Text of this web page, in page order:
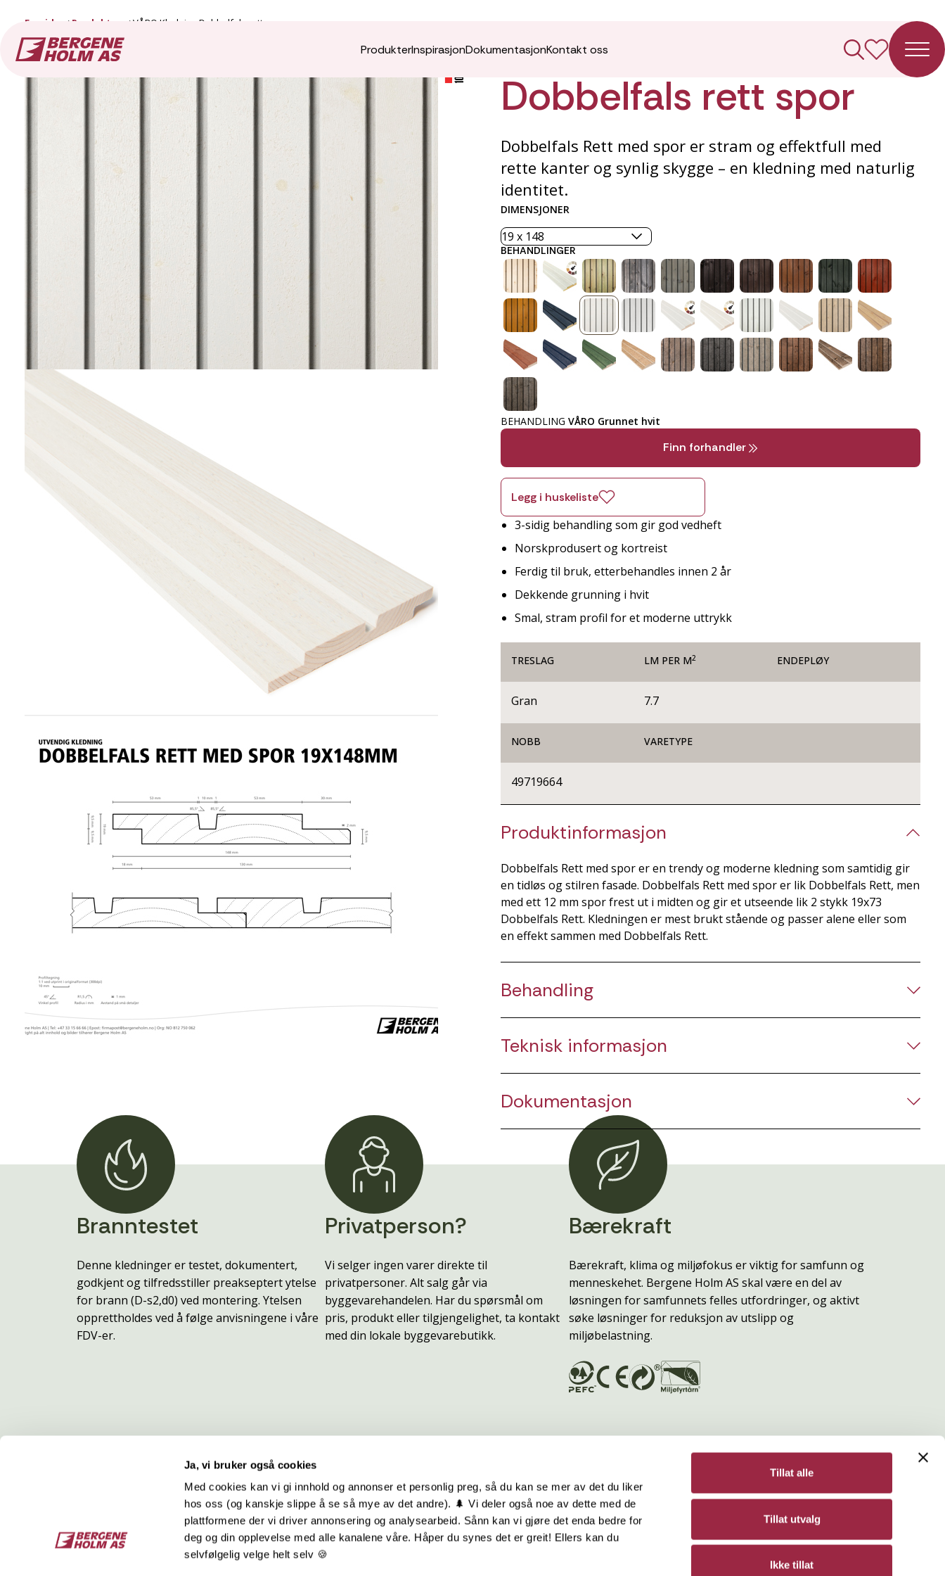
Ja, vi bruker også cookies
Med cookies kan vi gi innhold og annonser et personlig preg, så du kan se mer av det du liker
hos oss (og kanskje slippe å se så mye av det andre). 🌲 Vi deler også noe av dette med de
plattformene der vi driver annonsering og analysearbeid. Sånn kan vi gjøre det enda bedre for
deg og din opplevelse med alle kanalene våre. Håper du synes det er greit! Ellers kan du
selvfølgelig velge helt selv 🍪
Tillat alle
Tillat utvalg
Ikke tillat
ProdukterInspirasjonDokumentasjonKontakt oss
Forside Produkter VÅRO Kledning Dobbelfals rett spor
VÅRO Kledning
Dobbelfals rett spor
Dobbelfals Rett med spor er stram og effektfull med
rette kanter og synlig skygge – en kledning med naturlig
identitet.
DIMENSJONER
BEHANDLINGER
BEHANDLING VÅRO Grunnet hvit
Finn forhandler
Legg i huskeliste
3-sidig behandling som gir god vedheft
Norskprodusert og kortreist
Ferdig til bruk, etterbehandles innen 2 år
Dekkende grunning i hvit
Smal, stram profil for et moderne uttrykk
TRESLAG LM PER M2 ENDEPLØY
Gran 7.7
NOBB VARETYPE
49719664
Produktinformasjon
Dobbelfals Rett med spor er en trendy og moderne kledning som samtidig gir
en tidløs og stilren fasade. Dobbelfals Rett med spor er lik Dobbelfals Rett, men
med ett 12 mm spor frest ut i midten og gir et utseende lik 2 stykk 19x73
Dobbelfals Rett. Kledningen er mest brukt stående og passer alene eller som
en effekt sammen med Dobbelfals Rett.
Behandling
Teknisk informasjon
Dokumentasjon
Branntestet
Denne kledninger er testet, dokumentert,
godkjent og tilfredsstiller preakseptert ytelse
for brann (D-s2,d0) ved montering. Ytelsen
opprettholdes ved å følge anvisningene i våre
FDV-er.
Privatperson?
Vi selger ingen varer direkte til
privatpersoner. Alt salg går via
byggevarehandelen. Har du spørsmål om
pris, produkt eller tilgjengelighet, ta kontakt
med din lokale byggevarebutikk.
Bærekraft
Bærekraft, klima og miljøfokus er viktig for samfunn og
menneskehet. Bergene Holm AS skal være en del av
løsningen for samfunnets felles utfordringer, og aktivt
søke løsninger for reduksjon av utslipp og
miljøbelastning.
Bergene Holm AS
Om oss
Jobbe hos oss
Hurtiglenker Bergene Holm